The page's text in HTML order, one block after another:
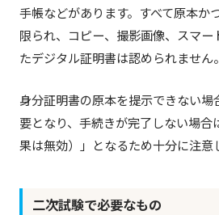
手帳などがあります。すべて原本か
限られ、コピー、撮影画像、スマー
たデジタル証明書は認められません。
身分証明書の原本を提示できない
要となり、手続きが完了しない場合
果は無効）」となるため十分に注意
二次試験で必要なもの